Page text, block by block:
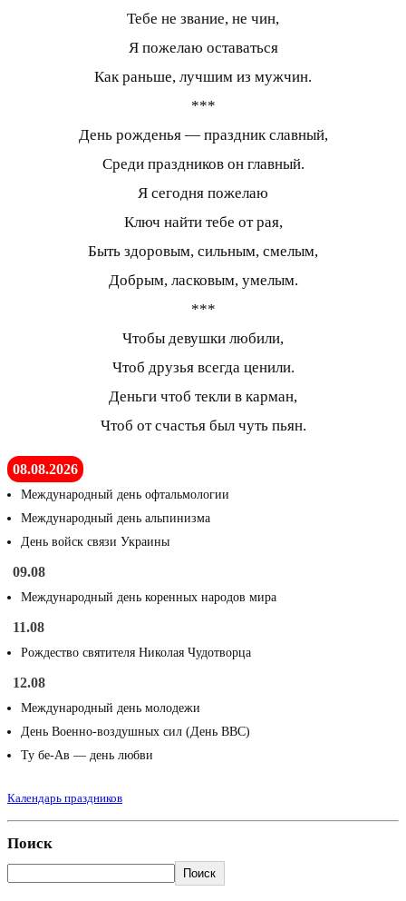
Тебе не звание, не чин,
Я пожелаю оставаться
Как раньше, лучшим из мужчин.
***
День рожденья — праздник славный,
Среди праздников он главный.
Я сегодня пожелаю
Ключ найти тебе от рая,
Быть здоровым, сильным, смелым,
Добрым, ласковым, умелым.
***
Чтобы девушки любили,
Чтоб друзья всегда ценили.
Деньги чтоб текли в карман,
Чтоб от счастья был чуть пьян.
08.08.2026
Международный день офтальмологии
Международный день альпинизма
День войск связи Украины
09.08
Международный день коренных народов мира
11.08
Рождество святителя Николая Чудотворца
12.08
Международный день молодежи
День Военно-воздушных сил (День ВВС)
Ту бе-Ав — день любви
Календарь праздников
Поиск
Поиск